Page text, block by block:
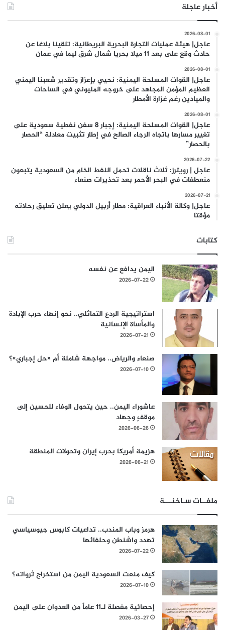
أخبار عاجلة
2026-08-01
عاجل| هيئة عمليات التجارة البحرية البريطانية: تلقينا بلاغا عن
حادث وقع على بعد 11 ميلا بحريا شمال شرق ليما في عمان
2026-08-01
عاجل| القوات المسلحة اليمنية: نحيي بإعزاز وتقدير شعبنا اليمني
العظيم المؤمن المجاهد على خروجه المليوني في الساحات
والميادين رغم غزارة الأمطار
2026-08-01
عاجل| القوات المسلحة اليمنية: إجبار 8 سفن نفطية سعودية على
تغيير مسارها باتجاه الرجاء الصالح في إطار تثبيت معادلة “الحصار
بالحصار”
2026-07-22
عاجل | رويترز: ثلاث ناقلات تحمل النفط الخام من السعودية يتبعون
منعطفات في البحر الأحمر بعد تحذيرات صنعاء
2026-07-21
عاجل| وكالة الأنباء العراقية: مطار أربيل الدولي يعلن تعليق رحلاته
مؤقتا
كتابات
اليمن يدافع عن نفسه
2026-07-22
استراتيجية الردع التماثلي.. نحو إنهاء حرب الإبادة
والمأساة الإنسانية
2026-07-21
صنعاء والرياض.. مواجهة شاملة أم «حل إجباري»؟
2026-07-10
عاشوراء اليمن.. حين يتحول الوفاء للحسين إلى
موقفٍ وجهاد
2026-06-26
هزيمة أمريكا بحرب إيران وتحولات المنطقة
2026-06-21
ملفــات سـاخنـــة
هرمز وباب المندب.. تداعيات كابوس جيوسياسي
تهدد واشنطن وحلفائها
2026-07-22
كيف منعت السعودية اليمن من استخراج ثرواته؟
2026-07-10
إحصائية مفصلة لـ11 عاماً من العدوان على اليمن
2026-03-27